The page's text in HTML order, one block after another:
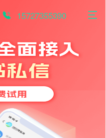
15727355390